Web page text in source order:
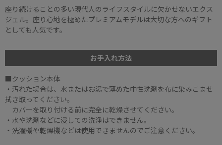
座り続けることの多い現代人のライフスタイルに欠かせないエクス
ジェル。座り心地を極めたプレミアムモデルは大切な方へのギフト
としても人気です。
お手入れ方法
■クッション本体
・汚れた場合は、水またはお湯で薄めた中性洗剤を布に染みこませ
拭き取ってください。
カバーを取り付ける前に完全に乾燥させてください。
・水や洗剤などに浸しての洗浄はできません。
・洗濯機や乾燥機などは使用できませんのでご注意ください。